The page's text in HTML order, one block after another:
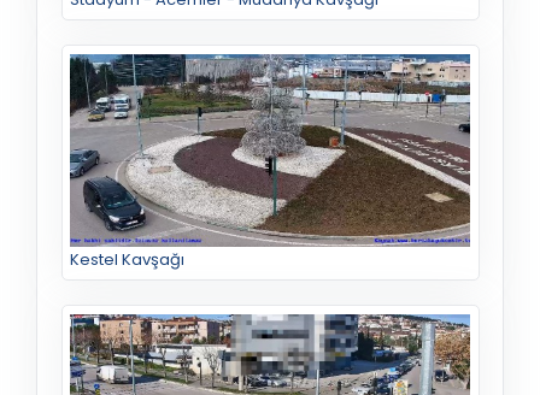
Kestel Kavşağı